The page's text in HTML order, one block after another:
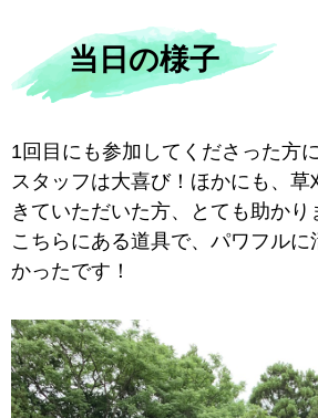
当日の様子
1回目にも参加してくださった方
スタッフは大喜び！ほかにも、
きていただいた方、とても助かり
こちらにある道具で、パワフル
かったです！